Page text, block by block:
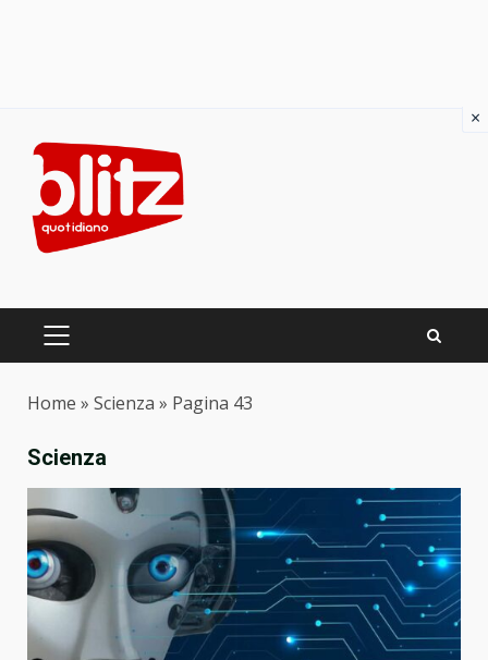
content
PRIMARY
Home » Scienza » Pagina 43
Scienza
×